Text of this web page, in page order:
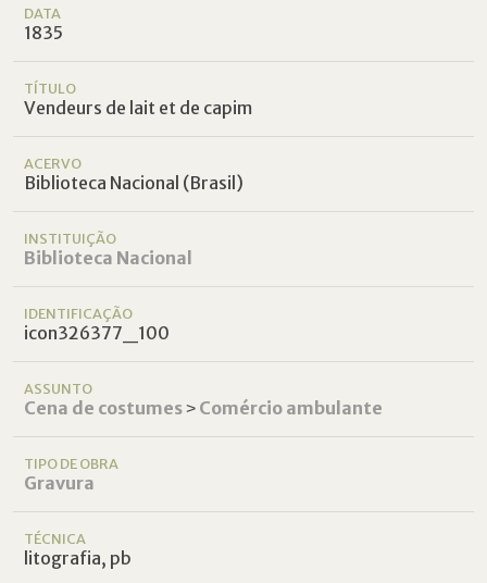
DATA
1835
TÍTULO
Vendeurs de lait et de capim
ACERVO
Biblioteca Nacional (Brasil)
INSTITUIÇÃO
Biblioteca Nacional
IDENTIFICAÇÃO
icon326377_100
ASSUNTO
Cena de costumes˃ Comércio ambulante
TIPO DE OBRA
Gravura
TÉCNICA
litografia, pb